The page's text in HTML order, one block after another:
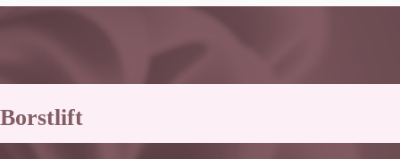
Borstlift